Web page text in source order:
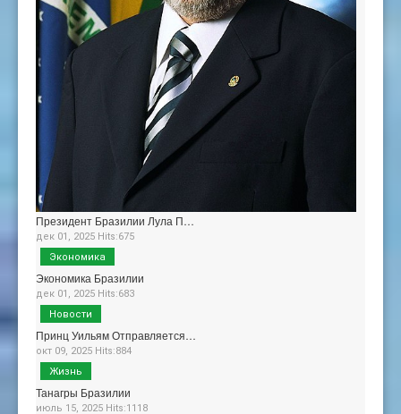
Президент Бразилии Лула П…
дек 01, 2025 Hits:675
Экономика Бразилии
дек 01, 2025 Hits:683
Экономика
Принц Уильям Отправляется…
окт 09, 2025 Hits:884
Новости
Танагры Бразилии
июль 15, 2025 Hits:1118
Жизнь